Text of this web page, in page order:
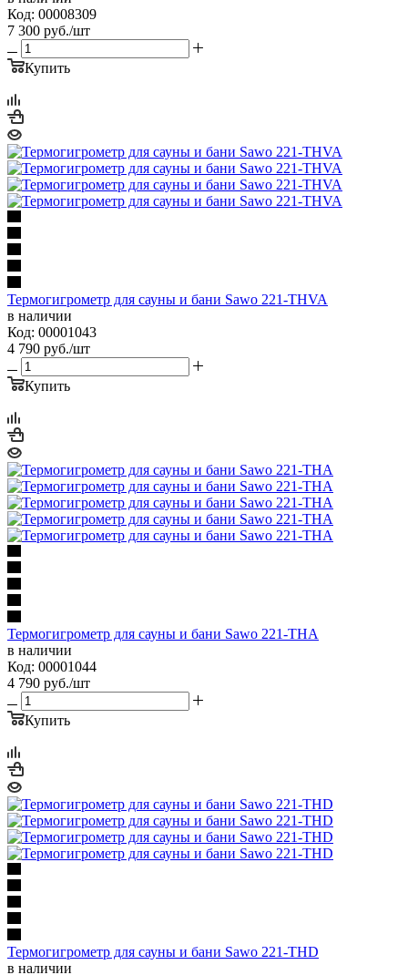
Код: 00008309
7 300 руб./шт
Купить
Термогигрометр для сауны и бани Sawo 221-THVA
в наличии
Код: 00001043
4 790 руб./шт
Купить
Термогигрометр для сауны и бани Sawo 221-THA
в наличии
Код: 00001044
4 790 руб./шт
Купить
Термогигрометр для сауны и бани Sawo 221-THD
в наличии